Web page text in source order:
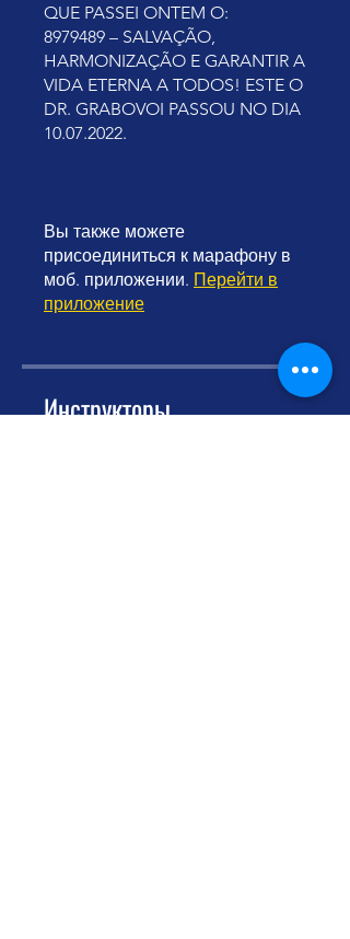
QUE PASSEI ONTEM O:
8979489 – SALVAÇÃO,
HARMONIZAÇÃO E GARANTIR A
VIDA ETERNA A TODOS! ESTE O
DR. GRABOVOI PASSOU NO DIA
10.07.2022.
Вы также можете
присоединиться к марафону в
моб. приложении. Перейти в
приложение
Инструкторы